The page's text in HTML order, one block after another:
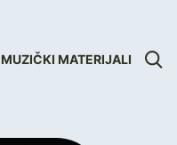
MUZIČKI MATERIJALI